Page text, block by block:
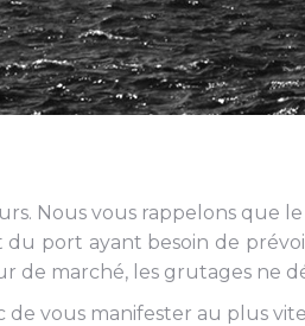
Nous vous rappelons
du port ayant besoin de
marché, les grutages ne
vous manifester au plus vite